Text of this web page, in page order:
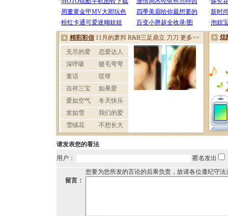
请发表您的看法
用户：
匿名发出
您要为您所发的言论的后果负责，故请各位遵纪守
留言：